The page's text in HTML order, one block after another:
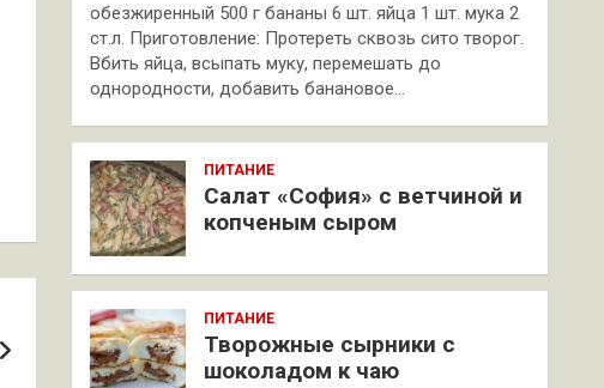
обезжиренный 500 г бананы 6 шт. яйца 1 шт. мука 2
ст.л. Приготовление: Протереть сквозь сито творог.
Вбить яйца, всыпать муку, перемешать до
однородности, добавить банановое…
ПИТАНИЕ
Салат «София» с ветчиной и
копченым сыром
ПИТАНИЕ
Творожные сырники с
шоколадом к чаю